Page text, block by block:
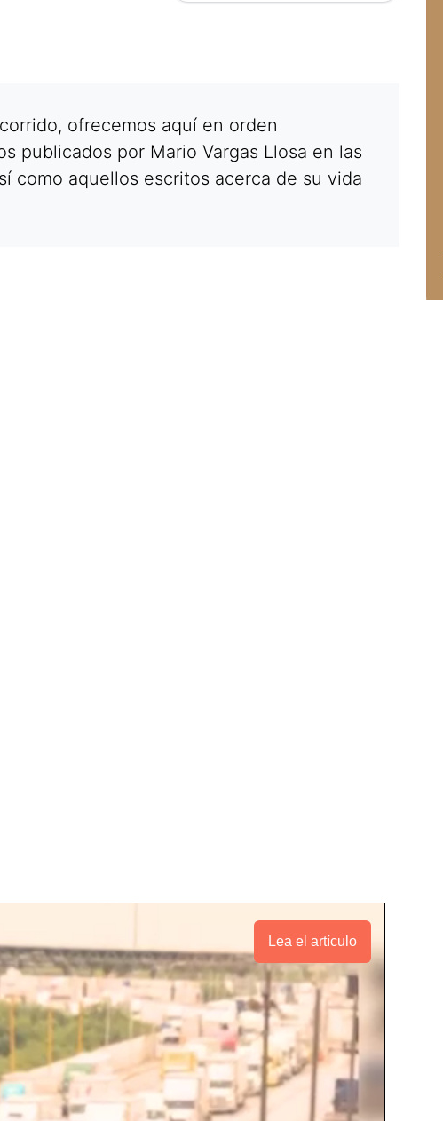
ofrecemos aquí en orden
publicados por Mario Vargas Llosa en las
como aquellos escritos acerca de su vida
Lea el artículo